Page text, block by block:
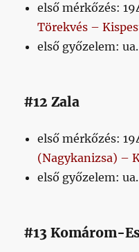
első mérkőzés:
Törekvés –
első győzelem: ua.
#12 Zala
első mérkőzés:
(Nagykanizsa) –
első győzelem: ua.
#13 Komárom-